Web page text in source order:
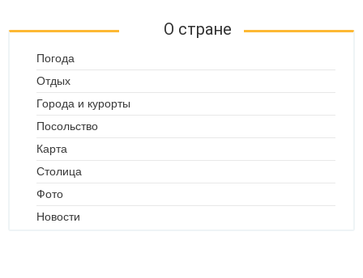
О стране
Погода
Отдых
Города и курорты
Посольство
Карта
Столица
Фото
Новости